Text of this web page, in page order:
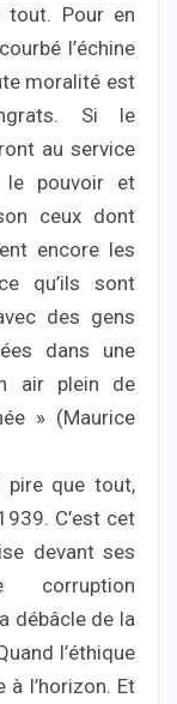
tout. Pour en
l’échine
moralité est
Si le
au service
le pouvoir et
ceux dont
encore les
qu’ils sont
des gens
dans une
air plein de
» (Maurice
que tout,
C’est cet
devant ses
corruption
débâcle de la
l’éthique
à l’horizon. Et